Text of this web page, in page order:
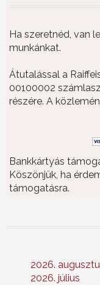
Ha szeretnéd, van
munkánkat.
Átutalással a
00100002
részére. A
Bankkártyás
Köszönjük, ha
támogatásra.
2026.
2026. július